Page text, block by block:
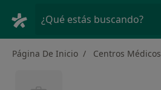
¿Qué estás buscando?
Página De Inicio Centros Médicos